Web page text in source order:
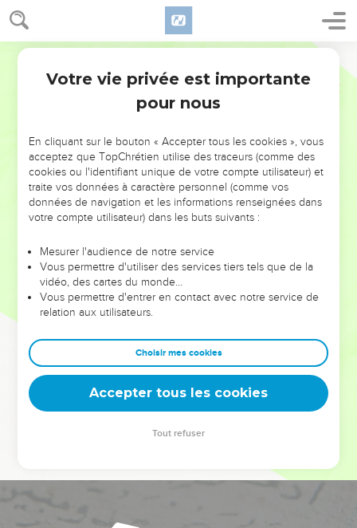
NE MANQUEZ PAS L’ÉVÉNEMENT
DE L’ANNÉE !
ET SI LEURS ERREURS POUVAIENT VOUS ÉVITER LES
VOTRES ?
leur foi ou leur vision. Mais on voit moins les doutes, les erreurs
et les saisons difficiles qu'ils ont traversés, alors même que ce
sont elles qui les ont façonnés.
Dans cette conférence, leaders, entrepreneurs, et responsables
clés pour avancer avec plus de sagesse afin que leurs erreurs
deviennent vos tremplins. Que vous guidiez un ministère, une
équipe, un groupe ou une famille, leur expérience est faite
Votre vie privée est importante
pour nous
En cliquant sur le bouton « Accepter tous les cookies », vous
acceptez que TopChrétien utilise des traceurs (comme des
cookies ou l'identifiant unique de votre compte utilisateur) et
traite vos données à caractère personnel (comme vos
données de navigation et les informations renseignées dans
votre compte utilisateur) dans les buts suivants :
Mesurer l'audience de notre service
Vous permettre d'utiliser des services tiers tels que de la
vidéo, des cartes du monde…
Vous permettre d'entrer en contact avec notre service de
relation aux utilisateurs.
Choisir mes cookies
Accepter tous les cookies
Tout refuser